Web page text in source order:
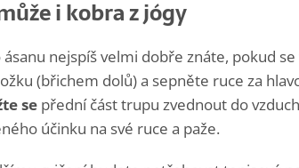
i kobra z jógy
ásanu nejspíš velmi dobře znáte, pokud
(břichem dolů) a sepněte ruce za
se přední část trupu zvednout do
účinku na své ruce a paže.